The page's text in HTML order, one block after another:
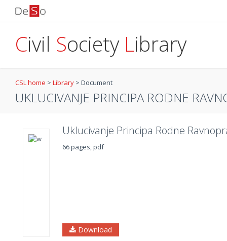
Civil Society Library
CSL home > Library > Document
UKLUCIVANJE PRINCIPA RODNE
Uklucivanje Principa Rodne
66 pages, pdf
Download